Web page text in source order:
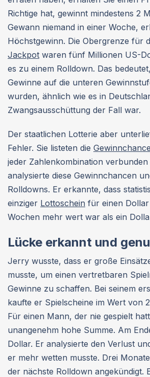
Richtige hat, gewinnt mindestens 2
Gewann niemand in einer Woche,
Höchstgewinn. Die Obergrenze für
Jackpot waren fünf Millionen US-
es zu einem Rolldown. Das
Gewinne auf die unteren
wurden, ähnlich wie es in
Zwangsausschüttung der Fall war.
Der staatlichen Lotterie aber
Fehler. Sie listeten die
jeder Zahlenkombination
analysierte diese Gewinnchancen
Rolldowns. Er erkannte, dass
einziger Lottoschein für einen
Wochen mehr wert war als ein
Lücke erkannt und
Jerry wusste, dass er große
musste, um einen vertretbaren
Gewinne zu schaffen. Bei seinem
kaufte er Spielscheine im Wert von
Für einen Mann, der nie gespielt
unangenehm hohe Summe. Am
Dollar. Er analysierte den Verlust
er mehr wetten musste. Drei
der nächste Rolldown angekündigt.